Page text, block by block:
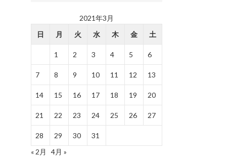
2021年3月
日
月 火 水 木 金 土
1 2 3 4 5 6
7 8 9 10 11 12 13
14 15 16 17 18 19 20
21 22 23 24 25 26 27
28 29 30
31
« 2月
4月 »